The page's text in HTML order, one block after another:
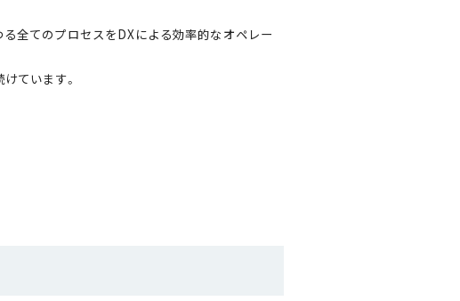
る全てのプロセスをDXによる効率的なオペレー
ています。